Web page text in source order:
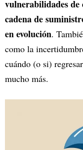
vulnerabilidades de
cadena de
en evolución.
como la
cuándo (o si)
mucho más.